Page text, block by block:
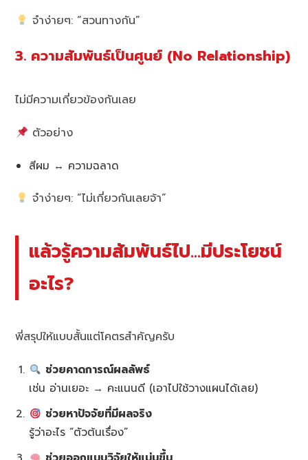
จำง่ายๆ: “สวนทางกัน”
3. ความสัมพันธ์เป็นศูนย์ (No Relationship)
ไม่มีความเกี่ยวข้องกันเลย
ตัวอย่าง
สีผม ↔ ความฉลาด
จำง่ายๆ: “ไม่เกี่ยวกันเลยจ้า”
แล้วรู้ความสัมพันธ์ไป…มีประโยชน์
อะไร?
พี่สรุปให้แบบสั้นแต่โคตรสำคัญครับ
ช่วยคาดการณ์ผลลัพธ์
เช่น อ่านเยอะ → คะแนนดี (เอาไปใช้วางแผนได้เลย)
ช่วยหาปัจจัยที่มีผลจริง
รู้ว่าอะไร “ตัวต้นเรื่อง”